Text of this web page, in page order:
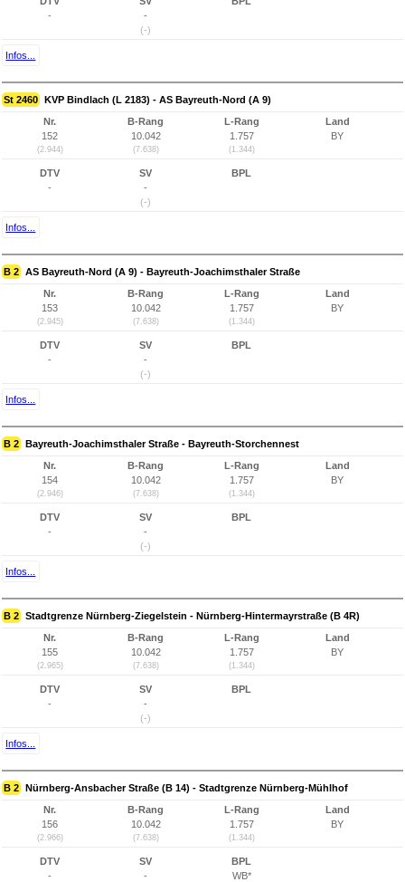
-
-
(-)
Infos...
St 2460 KVP Bindlach (L 2183) - AS Bayreuth-Nord (A 9)
Nr.
152
(2.944)
B-Rang
10.042
(7.638)
L-Rang
1.757
(1.344)
Land
BY
DTV
-
SV
-
(-)
BPL
Infos...
B 2 AS Bayreuth-Nord (A 9) - Bayreuth-Joachimsthaler Straße
Nr.
153
(2.945)
B-Rang
10.042
(7.638)
L-Rang
1.757
(1.344)
Land
BY
DTV
-
SV
-
(-)
BPL
Infos...
B 2 Bayreuth-Joachimsthaler Straße - Bayreuth-Storchennest
Nr.
154
(2.946)
B-Rang
10.042
(7.638)
L-Rang
1.757
(1.344)
Land
BY
DTV
-
SV
-
(-)
BPL
Infos...
B 2 Stadtgrenze Nürnberg-Ziegelstein - Nürnberg-Hintermayrstraße (B 4R)
Nr.
155
(2.965)
B-Rang
10.042
(7.638)
L-Rang
1.757
(1.344)
Land
BY
DTV
-
SV
-
(-)
BPL
Infos...
B 2 Nürnberg-Ansbacher Straße (B 14) - Stadtgrenze Nürnberg-Mühlhof
Nr.
156
(2.966)
B-Rang
10.042
(7.638)
L-Rang
1.757
(1.344)
Land
BY
DTV
-
SV
-
BPL
WB*